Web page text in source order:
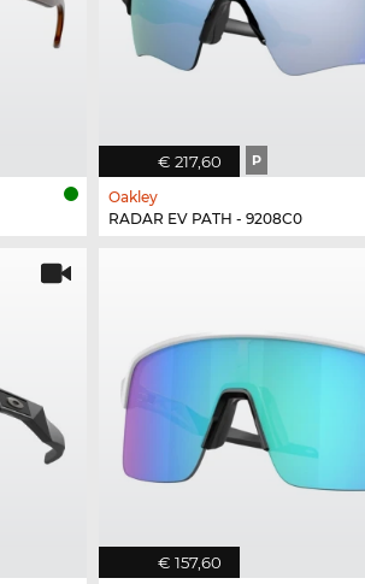
€ 217,60 P
Oakley
RADAR EV PATH - 9208C0
€ 157,60